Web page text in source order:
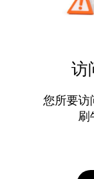
访
您所要访
刷